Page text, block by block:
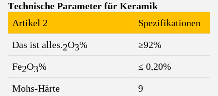
Technische Parameter für Keramik
Artikel 2
Spezifikationen
Das ist alles.2O3% ≥92%
Fe2O3% ≤ 0,20%
Mohs-Härte 9